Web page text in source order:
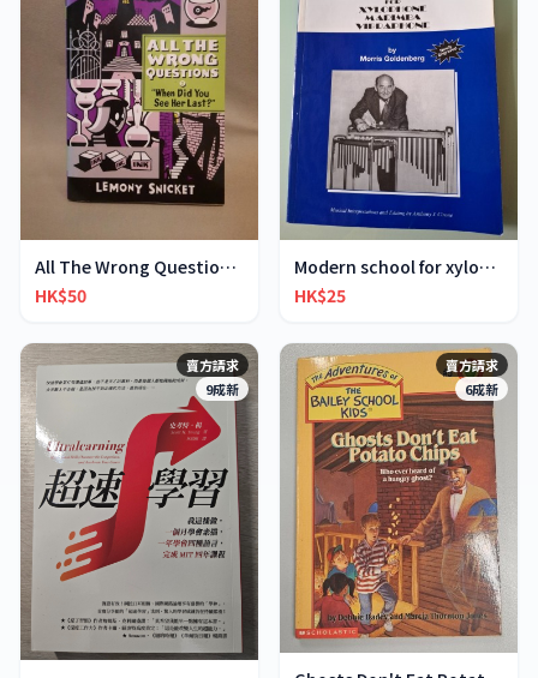
All The Wrong Questions 2: "When Did You See Her L
HK$50
Modern school for xylophone marimba vibraphone
HK$25
賣方請求
9成新
賣方請求
6成新